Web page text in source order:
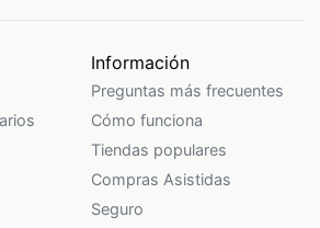
Información
Preguntas más frecuentes
Cómo funciona
Tiendas populares
Compras Asistidas
Seguro